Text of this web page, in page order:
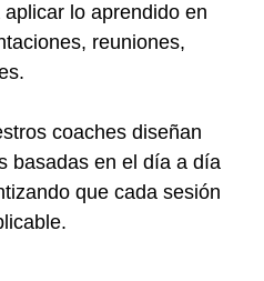
lo aprendido en
reuniones,
coaches diseñan
basadas en el día a día
que cada sesión